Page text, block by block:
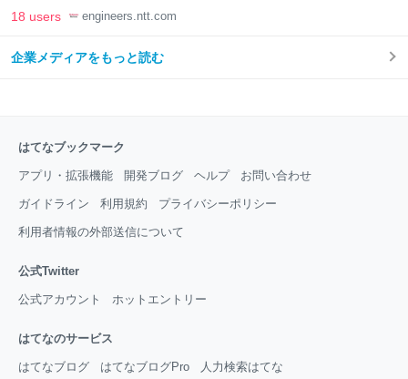
Engineers' Blog
18 users engineers.ntt.com
企業メディアをもっと読む
はてなブックマーク
アプリ・拡張機能 開発ブログ ヘルプ お問い合わせ
ガイドライン 利用規約 プライバシーポリシー
利用者情報の外部送信について
公式Twitter
公式アカウント ホットエントリー
はてなのサービス
はてなブログ はてなブログPro 人力検索はてな